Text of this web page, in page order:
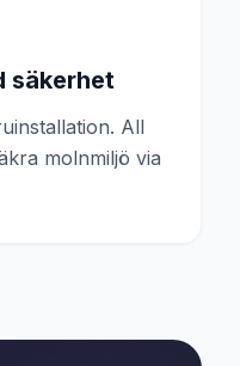
säkerhet
All
molnmiljö via